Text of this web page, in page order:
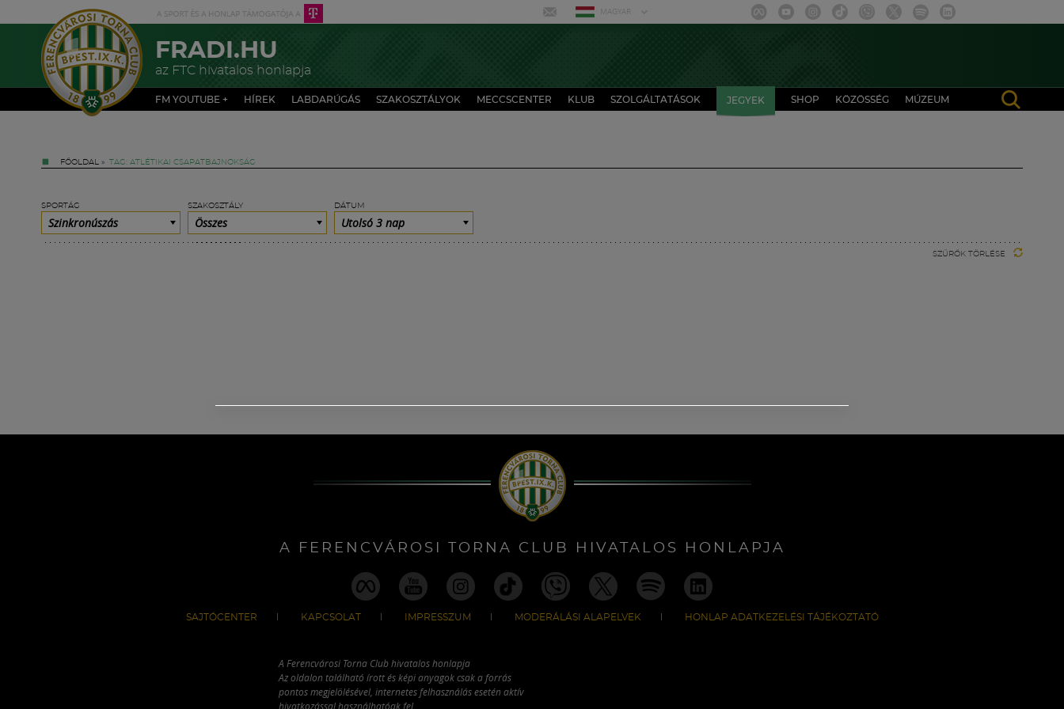
MAGYAR
FRADI.HU
az FTC hivatalos honlapja
FM YOUTUBE + HÍREK LABDARÚGÁS SZAKOSZTÁLYOK MECCSCENTER KLUB SZOLGÁLTATÁSOK JEGYEK SHOP KÖZÖSSÉG MÚZEUM
FŐOLDAL » TAG: ATLÉTIKAI CSAPATBAJNOKSÁG
SPORTÁG
Szinkronúszás
SZAKOSZTÁLY
Összes
DÁTUM
Utolsó 3 nap
SZŰRŐK TÖRLÉSE
A FERENCVÁROSI TORNA CLUB HIVATALOS HONLAPJA
SAJTÓCENTER KAPCSOLAT IMPRESSZUM MODERÁLÁSI ALAPELVEK HONLAP ADATKEZELÉSI TÁJÉKOZTATÓ
A Ferencvárosi Torna Club hivatalos honlapja
Az oldalon található írott és képi anyagok csak a forrás
pontos megjelölésével, internetes felhasználás esetén aktív
hivatkozással használhatóak fel.